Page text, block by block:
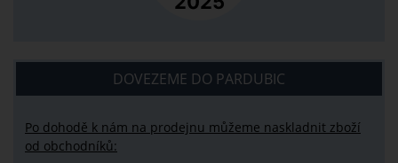
DOVEZEME DO PARDUBIC
Po dohodě k nám na prodejnu můžeme naskladnit zboží
od obchodníků: